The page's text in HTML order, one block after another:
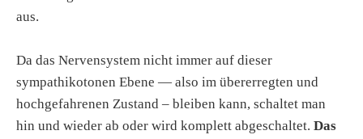
aus.
Da das Nervensystem nicht immer auf dieser
sympathikotonen Ebene — also im übererregten und
hochgefahrenen Zustand – bleiben kann, schaltet man
hin und wieder ab oder wird komplett abgeschaltet. Das